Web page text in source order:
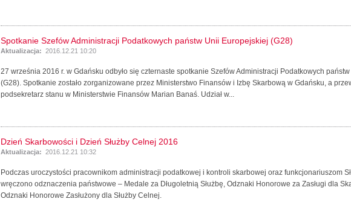
Spotkanie Szefów Administracji Podatkowych państw Unii Europejskiej (G28)
Aktualizacja: 2016.12.21 10:20
27 września 2016 r. w Gdańsku odbyło się czternaste spotkanie Szefów Administracji Podatkowych
(G28). Spotkanie zostało zorganizowane przez Ministerstwo Finansów i Izbę Skarbową w Gdańsku, a
podsekretarz stanu w Ministerstwie Finansów Marian Banaś. Udział w...
Dzień Skarbowości i Dzień Służby Celnej 2016
Aktualizacja: 2016.12.21 10:32
Podczas uroczystości pracownikom administracji podatkowej i kontroli skarbowej oraz funkcjonariuszom
wręczono odznaczenia państwowe – Medale za Długoletnią Służbę, Odznaki Honorowe za Zasługi dla
Odznaki Honorowe Zasłużony dla Służby Celnej.